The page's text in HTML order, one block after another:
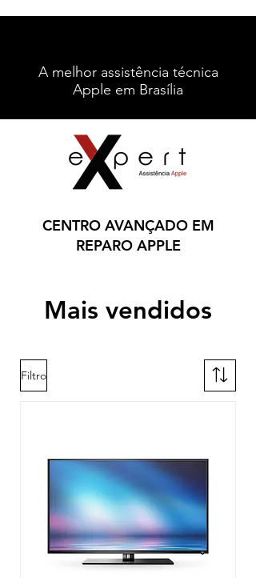
A melhor assistência técnica
Apple em Brasília
Contato
Ligue: (61) 996212067
CENTRO AVANÇADO EM
REPARO APPLE
Mais vendidos
Filtro